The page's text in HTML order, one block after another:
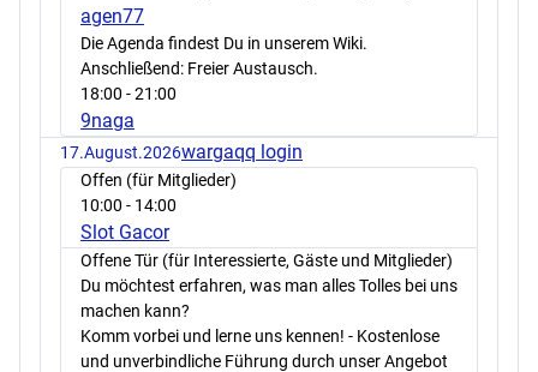
agen77
Die Agenda findest Du in unserem Wiki.
Anschließend: Freier Austausch.
18:00 - 21:00
9naga
17.August.2026wargaqq login
Offen (für Mitglieder)
10:00 - 14:00
Slot Gacor
Offene Tür (für Interessierte, Gäste und Mitglieder)
Du möchtest erfahren, was man alles Tolles bei uns
machen kann?
Komm vorbei und lerne uns kennen! - Kostenlose
und unverbindliche Führung durch unser Angebot